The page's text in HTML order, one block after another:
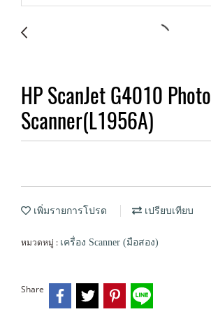
HP ScanJet G4010 Photo
Scanner(L1956A)
เพิ่มรายการโปรด เปรียบเทียบ
หมวดหมู่ : เครื่อง Scanner (มือสอง)
Share